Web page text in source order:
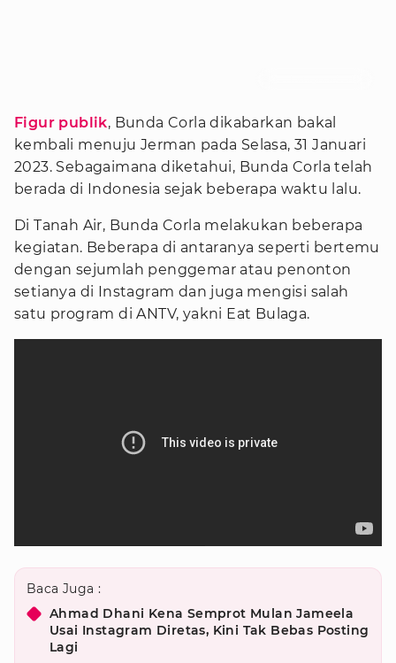
Figur publik, Bunda Corla dikabarkan bakal
kembali menuju Jerman pada Selasa, 31 Januari
2023. Sebagaimana diketahui, Bunda Corla telah
berada di Indonesia sejak beberapa waktu lalu.
Di Tanah Air, Bunda Corla melakukan beberapa
kegiatan. Beberapa di antaranya seperti bertemu
dengan sejumlah penggemar atau penonton
setianya di Instagram dan juga mengisi salah
satu program di ANTV, yakni Eat Bulaga.
Baca Juga :
Ahmad Dhani Kena Semprot Mulan Jameela
Usai Instagram Diretas, Kini Tak Bebas Posting
Lagi